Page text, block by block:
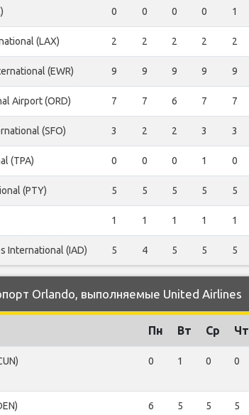
0 0 0 0 1
(LAX) 2 2 2 2 2
(EWR) 9 9 9 9 9
Airport (ORD) 7 7 6 7 7
(SFO) 3 2 2 3 3
(TPA) 0 0 0 1 0
(PTY) 5 5 5 5 5
1 1 1 1 1
International (IAD) 5 4 5 5 5
Orlando, выполняемые United Airlines
Пн Вт Ср Чт
0 1 0 0
6 5 5 5